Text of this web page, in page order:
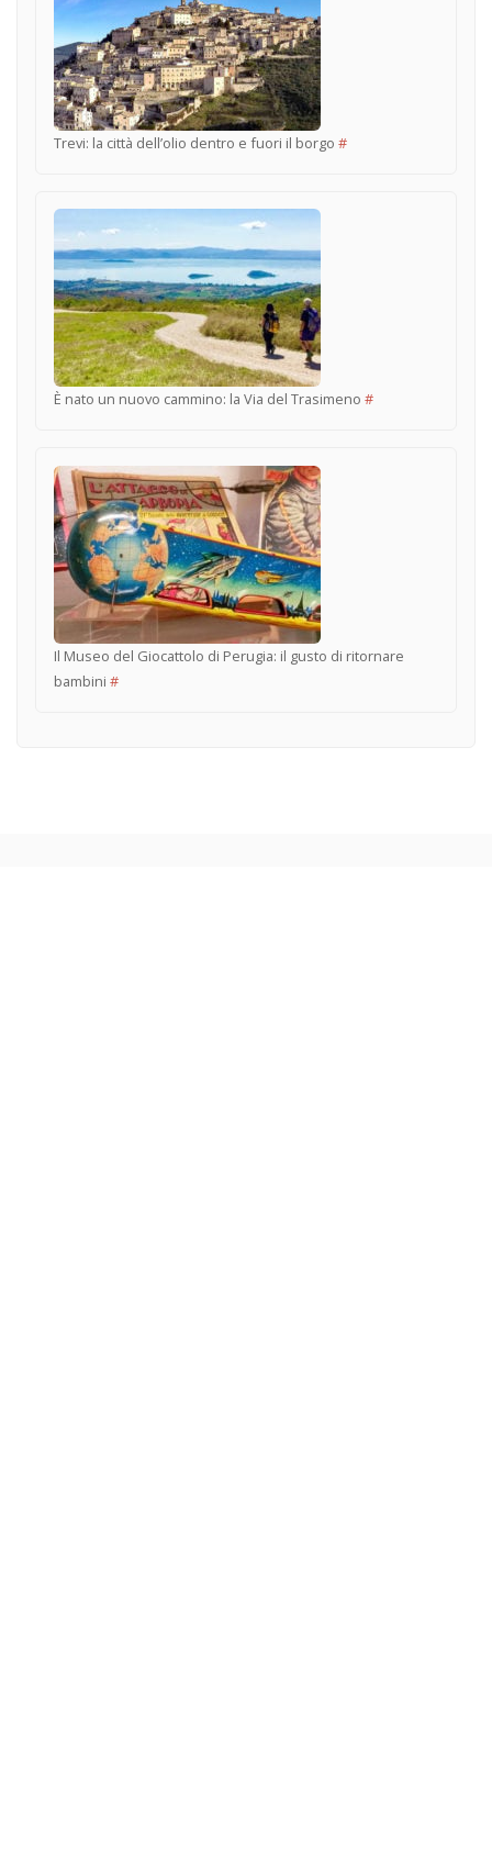
Trevi: la città dell’olio dentro e fuori il borgo #
È nato un nuovo cammino: la Via del Trasimeno #
Il Museo del Giocattolo di Perugia: il gusto di ritornare
bambini #